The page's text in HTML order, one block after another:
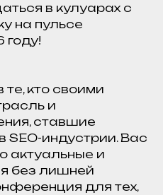
в кулуарах с
на пульсе
году!
те, кто своими
и
ставшие
SEO-индустрии. Вас
актуальные и
без лишней
для тех,